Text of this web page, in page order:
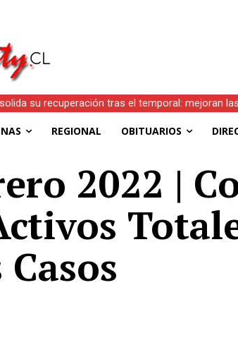
su recuperación tras el temporal: mejoran
REGIONAL OBITUARIOS
2022 |